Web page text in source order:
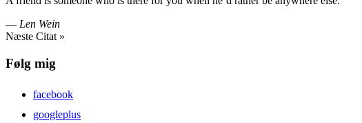
— Len Wein
Næste Citat »
Følg mig
facebook
googleplus